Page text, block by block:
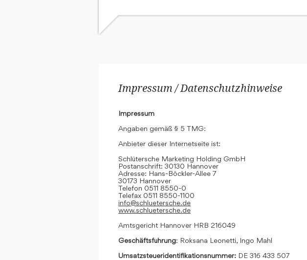
Impressum / Datenschutzhinweise
Impressum
Angaben gemäß § 5 TMG:
Anbieter dieser Internetseite ist:
Schlütersche Marketing Holding GmbH
Postanschrift: 30130 Hannover
Adresse: Hans-Böckler-Allee 7
30173 Hannover
Telefon 0511 8550-0
Telefax 0511 8550-1100
info@schluetersche.de
www.schluetersche.de
Amtsgericht Hannover HRB 216049
Geschäftsführung: Roksana Leonetti, Ingo Mahl
Umsatzsteueridentifikationsnummer: DE 316 433 507